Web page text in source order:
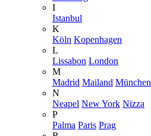
I
Istanbul
K
Köln Kopenhagen
L
Lissabon London
M
Madrid Mailand München
N
Neapel New York Nizza
P
Palma Paris Prag